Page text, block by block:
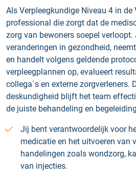
Als Verpleegkundige Niveau 4 in de
professional die zorgt dat de
zorg van bewoners soepel
veranderingen in gezondheid,
en handelt volgens geldende
verpleegplannen op, evalueert
collega`s en externe zorgverleners.
deskundigheid blijft het team
de juiste behandeling en
Jij bent verantwoordelijk voor
medicatie en het uitvoeren van
handelingen zoals wondzorg,
van injecties.